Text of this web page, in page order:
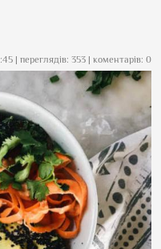
| переглядів: 353 | коментарів: 0